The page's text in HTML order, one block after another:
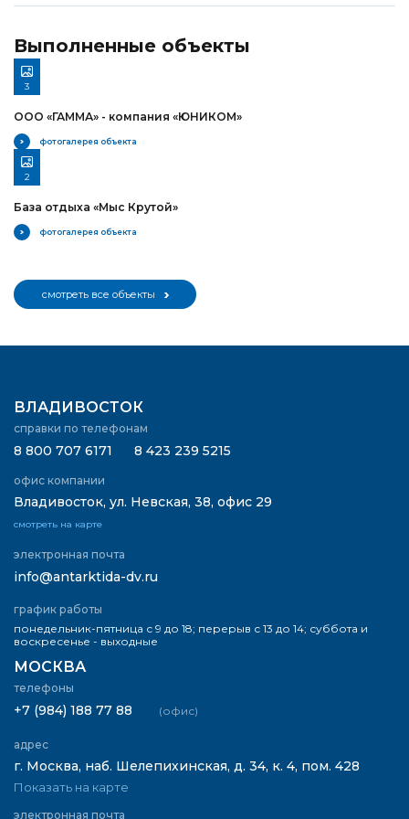
Выполненные объекты
3
ООО «ГАММА» - компания «ЮНИКОМ»
фотогалерея объекта
2
База отдыха «Мыс Крутой»
фотогалерея объекта
смотреть все объекты
ВЛАДИВОСТОК
справки по телефонам
8 800 707 6171 8 423 239 5215
офис компании
Владивосток, ул. Невская, 38, офис 29
смотреть на карте
электронная почта
info@antarktida-dv.ru
график работы
понедельник-пятница с 9 до 18; перерыв с 13 до 14; суббота и
воскресенье - выходные
МОСКВА
телефоны
+7 (984) 188 77 88 (офис)
адрес
г. Москва, наб. Шелепихинская, д. 34, к. 4, пом. 428
Показать на карте
электронная почта